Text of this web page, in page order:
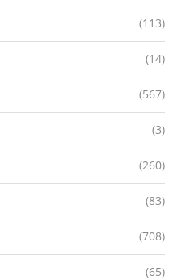
(113)
(14)
(567)
(3)
(260)
(83)
(708)
(65)